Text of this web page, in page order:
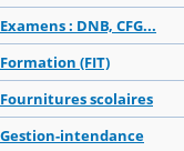
Examens : DNB, CFG...
Formation (FIT)
Fournitures scolaires
Gestion-intendance